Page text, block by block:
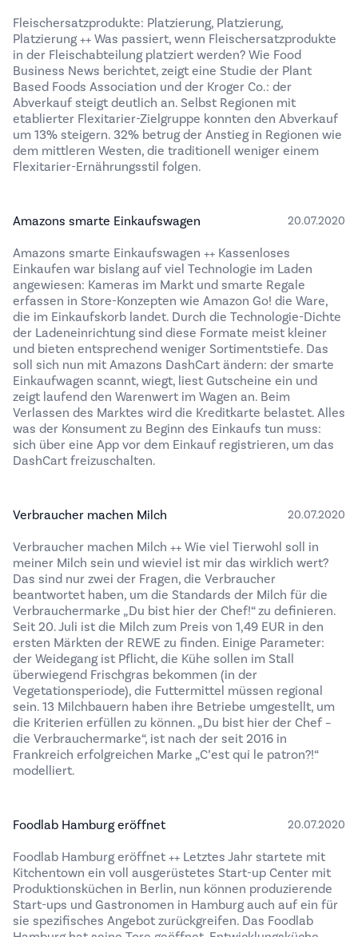
Fleischersatzprodukte: Platzierung, Platzierung,
Platzierung ++ Was passiert, wenn Fleischersatzprodukte
in der Fleischabteilung platziert werden? Wie Food
Business News berichtet, zeigt eine Studie der Plant
Based Foods Association und der Kroger Co.: der
Abverkauf steigt deutlich an. Selbst Regionen mit
etablierter Flexitarier-Zielgruppe konnten den Abverkauf
um 13% steigern. 32% betrug der Anstieg in Regionen wie
dem mittleren Westen, die traditionell weniger einem
Flexitarier-Ernährungsstil folgen.
Amazons smarte Einkaufswagen 20.07.2020
Amazons smarte Einkaufswagen ++ Kassenloses
Einkaufen war bislang auf viel Technologie im Laden
angewiesen: Kameras im Markt und smarte Regale
erfassen in Store-Konzepten wie Amazon Go! die Ware,
die im Einkaufskorb landet. Durch die Technologie-Dichte
der Ladeneinrichtung sind diese Formate meist kleiner
und bieten entsprechend weniger Sortimentstiefe. Das
soll sich nun mit Amazons DashCart ändern: der smarte
Einkaufwagen scannt, wiegt, liest Gutscheine ein und
zeigt laufend den Warenwert im Wagen an. Beim
Verlassen des Marktes wird die Kreditkarte belastet. Alles
was der Konsument zu Beginn des Einkaufs tun muss:
sich über eine App vor dem Einkauf registrieren, um das
DashCart freizuschalten.
Verbraucher machen Milch 20.07.2020
Verbraucher machen Milch ++ Wie viel Tierwohl soll in
meiner Milch sein und wieviel ist mir das wirklich wert?
Das sind nur zwei der Fragen, die Verbraucher
beantwortet haben, um die Standards der Milch für die
Verbrauchermarke „Du bist hier der Chef!“ zu definieren.
Seit 20. Juli ist die Milch zum Preis von 1,49 EUR in den
ersten Märkten der REWE zu finden. Einige Parameter:
der Weidegang ist Pflicht, die Kühe sollen im Stall
überwiegend Frischgras bekommen (in der
Vegetationsperiode), die Futtermittel müssen regional
sein. 13 Milchbauern haben ihre Betriebe umgestellt, um
die Kriterien erfüllen zu können. „Du bist hier der Chef –
die Verbrauchermarke“, ist nach der seit 2016 in
Frankreich erfolgreichen Marke „C’est qui le patron?!“
modelliert.
Foodlab Hamburg eröffnet 20.07.2020
Foodlab Hamburg eröffnet ++ Letztes Jahr startete mit
Kitchentown ein voll ausgerüstetes Start-up Center mit
Produktionsküchen in Berlin, nun können produzierende
Start-ups und Gastronomen in Hamburg auch auf ein für
sie spezifisches Angebot zurückgreifen. Das Foodlab